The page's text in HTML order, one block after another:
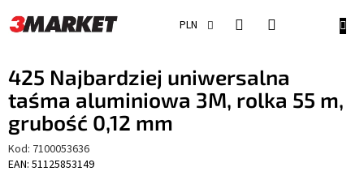
do
treści
PLN
425 Najbardziej uniwersalna
taśma aluminiowa 3M, rolka 55 m,
grubość 0,12 mm
Kod: 7100053636
EAN: 51125853149